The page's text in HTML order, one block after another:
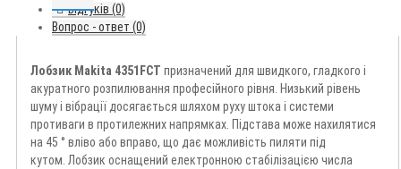
Відгуків (0)
Вопрос - ответ (0)
Лобзик Makita 4351FCT призначений для швидкого, гладкого і
акуратного розпилювання професійного рівня. Низький рівень
шуму і вібрації досягається шляхом руху штока і системи
противаги в протилежних напрямках. Підстава може нахилятися
на 45 ° вліво або вправо, що дає можливість пиляти під
кутом. Лобзик оснащений електронною стабілізацією числа